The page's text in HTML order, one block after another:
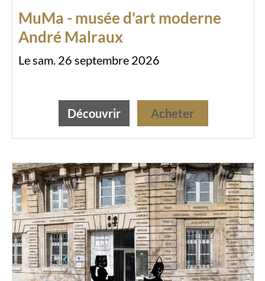
MuMa - musée d'art moderne
André Malraux
Le sam. 26 septembre 2026
Découvrir Acheter